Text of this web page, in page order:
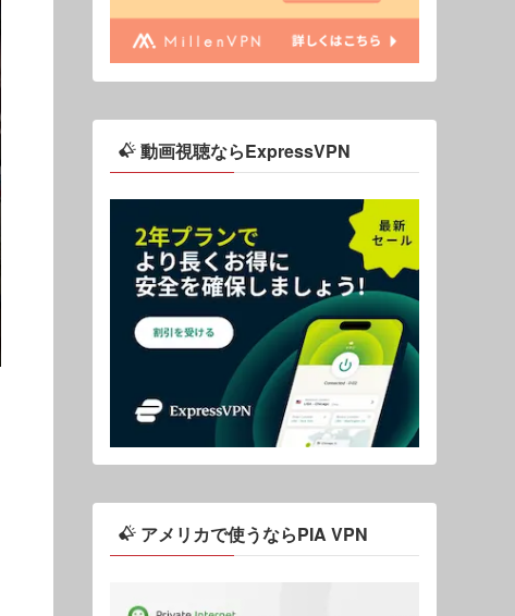
動画視聴ならExpressVPN
アメリカで使うならPIA VPN